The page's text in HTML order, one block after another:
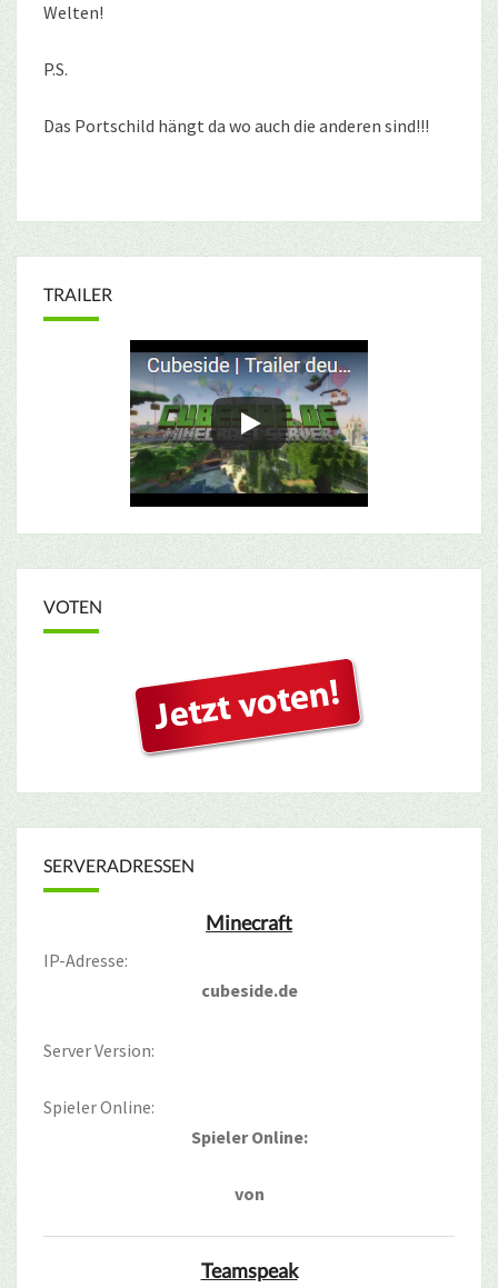
Welten!
P.S.
Das Portschild hängt da wo auch die anderen sind!!!
TRAILER
VOTEN
SERVERADRESSEN
Minecraft
IP-Adresse:
cubeside.de
Server Version:
Spieler Online:
Spieler Online:
von
Teamspeak